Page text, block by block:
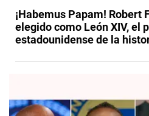
​¡Habemus Papam! Robert
elegido como León XIV, el
estadounidense de la